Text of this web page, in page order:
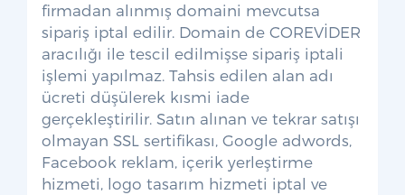
firmadan alınmış domaini mevcutsa
sipariş iptal edilir. Domain de COREVİDER
aracılığı ile tescil edilmişse sipariş iptali
işlemi yapılmaz. Tahsis edilen alan adı
ücreti düşülerek kısmi iade
gerçekleştirilir. Satın alınan ve tekrar satışı
olmayan SSL sertifikası, Google adwords,
Facebook reklam, içerik yerleştirme
hizmeti, logo tasarım hizmeti iptal ve